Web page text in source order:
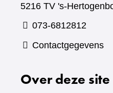
5216 TV 's-
073-6812812
Contactgegevens
Over deze site